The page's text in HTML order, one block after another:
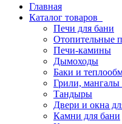
Главная
Каталог товаров
Печи для бани
Отопительные
Печи-камины
Дымоходы
Баки и
Грили,
Тандыры
Двери и окна
Камни для бани